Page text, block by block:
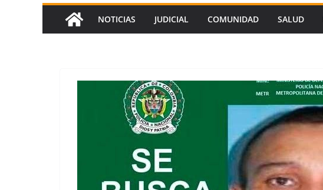
NOTICIAS JUDICIAL COMUNIDAD SALUD